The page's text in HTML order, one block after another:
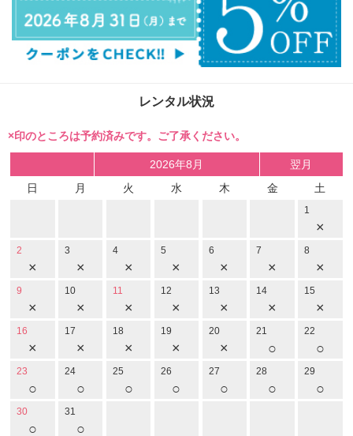
レンタル状況
×印のところは予約済みです。ご了承ください。
2026年8月
翌月
日
月 火 水 木 金 土
1
×
2
×
3
×
4
×
5
×
6
×
7
×
8
×
9
×
10
×
11
×
12
×
13
×
14
×
15
×
16
×
17
×
18
×
19
×
20
×
21
○
22
○
23
○
24
○
25
○
26
○
27
○
28
○
29
○
30
○
31
○